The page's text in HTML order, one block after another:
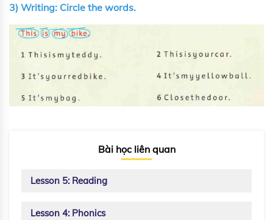
3) Writing: Circle the words.
Bài học liên quan
Lesson 5: Reading
Lesson 4: Phonics